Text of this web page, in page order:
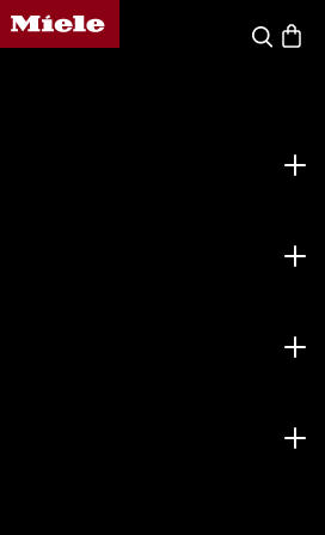
Página principal da Miele
Pesquisa